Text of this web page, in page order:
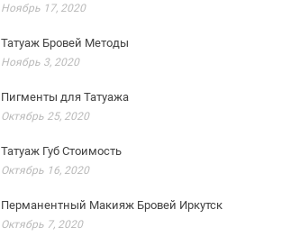
Ноябрь 17, 2020
Татуаж Бровей Методы
Ноябрь 3, 2020
Пигменты для Татуажа
Октябрь 25, 2020
Татуаж Губ Стоимость
Октябрь 16, 2020
Перманентный Макияж Бровей Иркутск
Октябрь 7, 2020